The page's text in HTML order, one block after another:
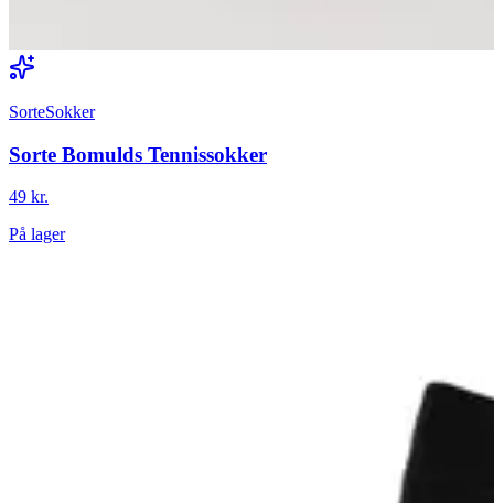
SorteSokker
Sorte Bomulds Tennissokker
49 kr.
På lager